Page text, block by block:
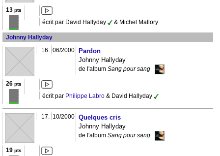
13 pts
écrit par David Hallyday & Michel Mallory
Johnny Hallyday
16. 06/2000
Pardon
Johnny Hallyday
de l'album Sang pour sang
26 pts
écrit par Philippe Labro & David Hallyday
17. 10/2000 Quelques cris
Johnny Hallyday
de l'album Sang pour sang
19 pts